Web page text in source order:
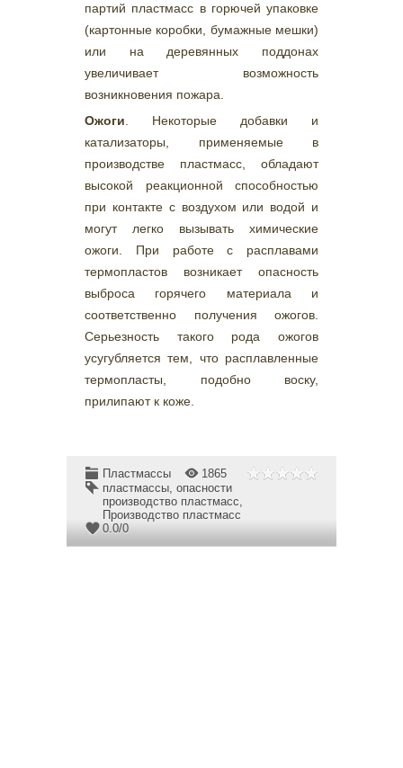
партий пластмасс в горючей упаковке
(картонные коробки, бумажные мешки)
или на деревянных поддонах
увеличивает возможность
возникновения пожара.
Ожоги . Некоторые добавки и
катализаторы, применяемые в
производстве пластмасс, обладают
высокой реакционной способностью
при контакте с воздухом или водой и
могут легко вызывать химические
ожоги. При работе с расплавами
термопластов возникает опасность
выброса горячего материала и
соответственно получения ожогов.
Серьезность такого рода ожогов
усугубляется тем, что расплавленные
термопласты, подобно воску,
прилипают к коже.
Пластмассы
1865
пластмассы, опасности
производство пластмасс,
Производство пластмасс
0.0/0